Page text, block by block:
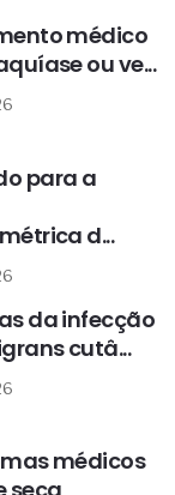
médico
ou ve...
para a
d...
da infecção
cutâ...
médicos